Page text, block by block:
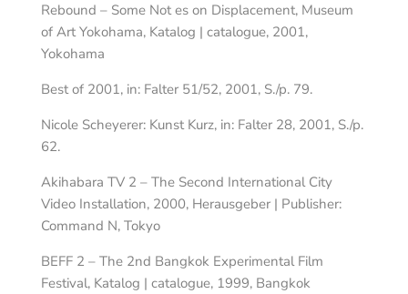
Rebound – Some Not es on Displacement, Museum
of Art Yokohama, Katalog | catalogue, 2001,
Yokohama
Best of 2001, in: Falter 51/52, 2001, S./p. 79.
Nicole Scheyerer: Kunst Kurz, in: Falter 28, 2001, S./p.
62.
Akihabara TV 2 – The Second International City
Video Installation, 2000, Herausgeber | Publisher:
Command N, Tokyo
BEFF 2 – The 2nd Bangkok Experimental Film
Festival, Katalog | catalogue, 1999, Bangkok